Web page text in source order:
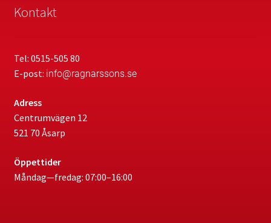
Kontakt
Tel: 0515-505 80
E-post: info@ragnarssons.se
Adress
Centrumvägen 12
521 70 Åsarp
Öppettider
Måndag—fredag: 07:00–16:00